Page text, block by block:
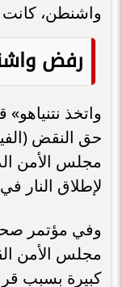
واشنطن،
رفض
واتخذ
حق النقض
مجلس الأمن
لإطلاق النار
وفي مؤتمر
مجلس الأمن
كبيرة بسبب